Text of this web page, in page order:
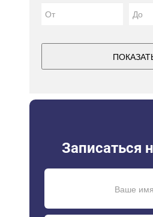
Записаться